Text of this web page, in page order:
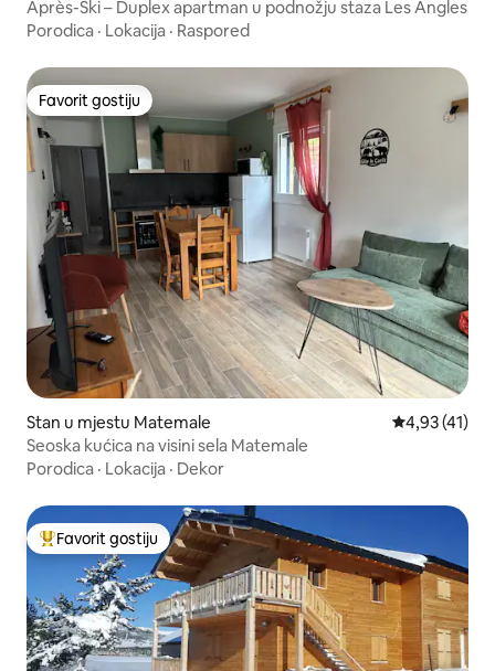
Après-Ski – Duplex apartman u podnožju staza Les Angles
Porodica · Lokacija · Raspored
Favorit gostiju
Favorit gostiju
Stan u mjestu Matemale Prosječna
4,93 (41)
Seoska kućica na visini sela Matemale
Porodica · Lokacija · Dekor
Glavni favorit gostiju
Favorit gostiju